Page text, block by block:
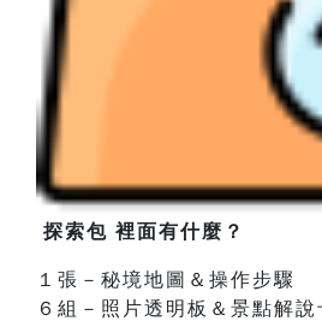
探索包 裡面有什麼？
１張－秘境地圖＆操作步驟
６組－照片透明板＆景點解說